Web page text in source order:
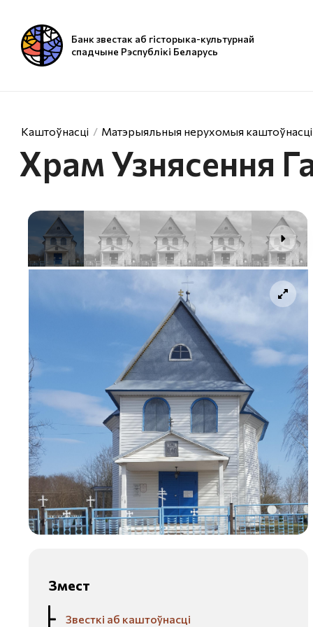
Банк звестак аб гісторыка-культурнай
спадчыне Рэспублікі Беларусь
Каштоўнасці Матэрыяльныя нерухомыя каштоўнасці
Храм Узнясення
Змест
Звесткі аб каштоўнасці